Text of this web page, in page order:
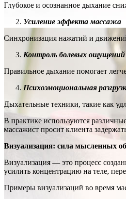
Глубокое и осознанное дыхание
Усиление эффекта массажа
Синхронизация нажатий и
Контроль болевых ощущений
Правильное дыхание помогает
Психоэмоциональная
Дыхательные техники, такие как
В практике используются
массажист просит клиента
Визуализация: сила мысленных
Визуализация — это процесс
усилить концентрацию на теле,
Примеры визуализаций во время